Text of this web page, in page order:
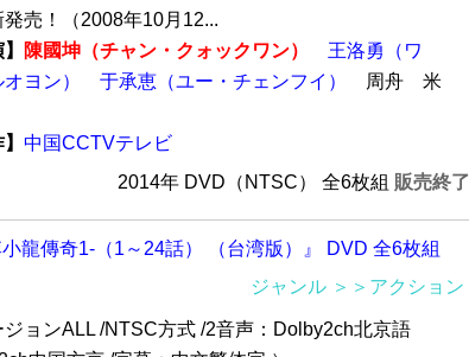
発売！（2008年10月12...
陳國坤（チャン・クォックワン）
王洛勇（ワ
ヨン）
于承恵（ユー・チェンフイ）
周舟 米
中国CCTVテレビ
2014年 DVD（NTSC） 全6枚組 販売終了
小龍傳奇1-（1～24話） （台湾版）』 DVD 全6枚組
ジャンル ＞＞アクション
ジョンALL /NTSC方式 /2音声：Dolby2ch北京語